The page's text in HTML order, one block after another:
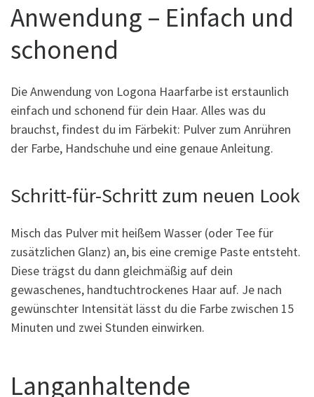
Anwendung – Einfach und
schonend
Die Anwendung von Logona Haarfarbe ist erstaunlich
einfach und schonend für dein Haar. Alles was du
brauchst, findest du im Färbekit: Pulver zum Anrühren
der Farbe, Handschuhe und eine genaue Anleitung.
Schritt-für-Schritt zum neuen Look
Misch das Pulver mit heißem Wasser (oder Tee für
zusätzlichen Glanz) an, bis eine cremige Paste entsteht.
Diese trägst du dann gleichmäßig auf dein
gewaschenes, handtuchtrockenes Haar auf. Je nach
gewünschter Intensität lässt du die Farbe zwischen 15
Minuten und zwei Stunden einwirken.
Langanhaltende